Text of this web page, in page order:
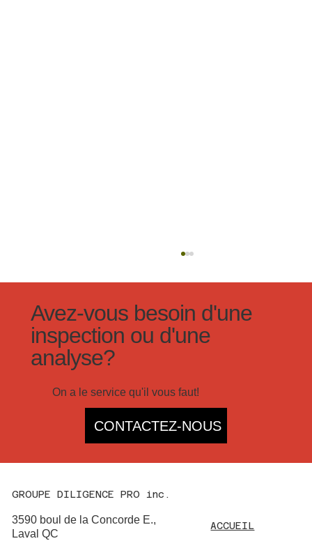
Inspection des terrasses
Avez-vous besoin d'une
inspection ou d'une
analyse?
On a le service qu'il vous faut!
CONTACTEZ-NOUS
GROUPE DILIGENCE PRO inc.
3590 boul de la Concorde E.,
Laval QC
ACCUEIL